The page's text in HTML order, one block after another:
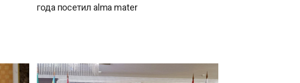
года посетил alma mater